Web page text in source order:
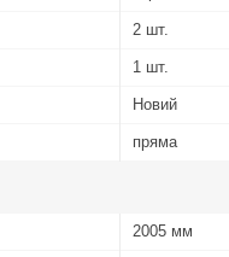
2 шт.
1 шт.
Новий
пряма
2005 мм